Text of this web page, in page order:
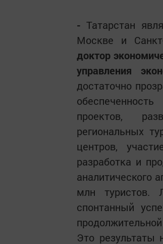
-Татарстан
Москве и
доктор
управления
достаточно
проектов,
региональных
центров,
разработка и
аналитического
млн туристов.
спонтанный
Это результаты